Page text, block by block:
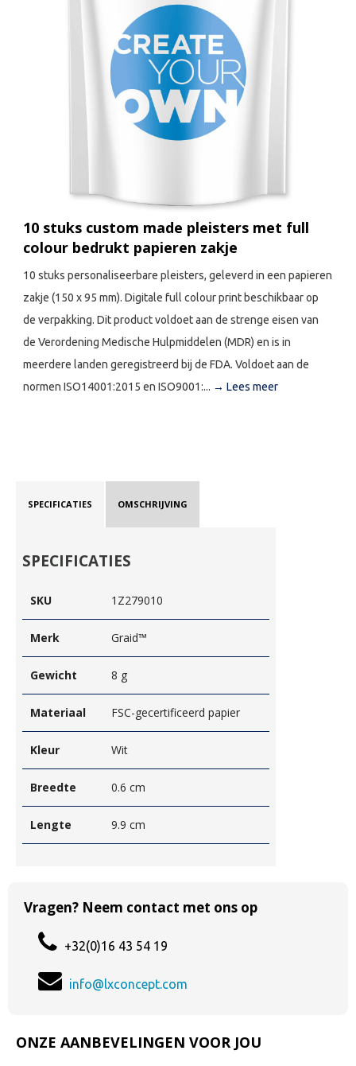
10 stuks custom made pleisters met full
colour bedrukt papieren zakje
10 stuks personaliseerbare pleisters, geleverd in een papieren
zakje (150 x 95 mm). Digitale full colour print beschikbaar op
de verpakking. Dit product voldoet aan de strenge eisen van
de Verordening Medische Hulpmiddelen (MDR) en is in
meerdere landen geregistreerd bij de FDA. Voldoet aan de
normen ISO14001:2015 en ISO9001:... → Lees meer
SPECIFICATIES OMSCHRIJVING
SPECIFICATIES
SKU 1Z279010
Merk Graid™
Gewicht 8 g
Materiaal FSC-gecertificeerd papier
Kleur Wit
Breedte 0.6 cm
Lengte 9.9 cm
Vragen? Neem contact met ons op
+32(0)16 43 54 19
info@lxconcept.com
ONZE AANBEVELINGEN VOOR JOU